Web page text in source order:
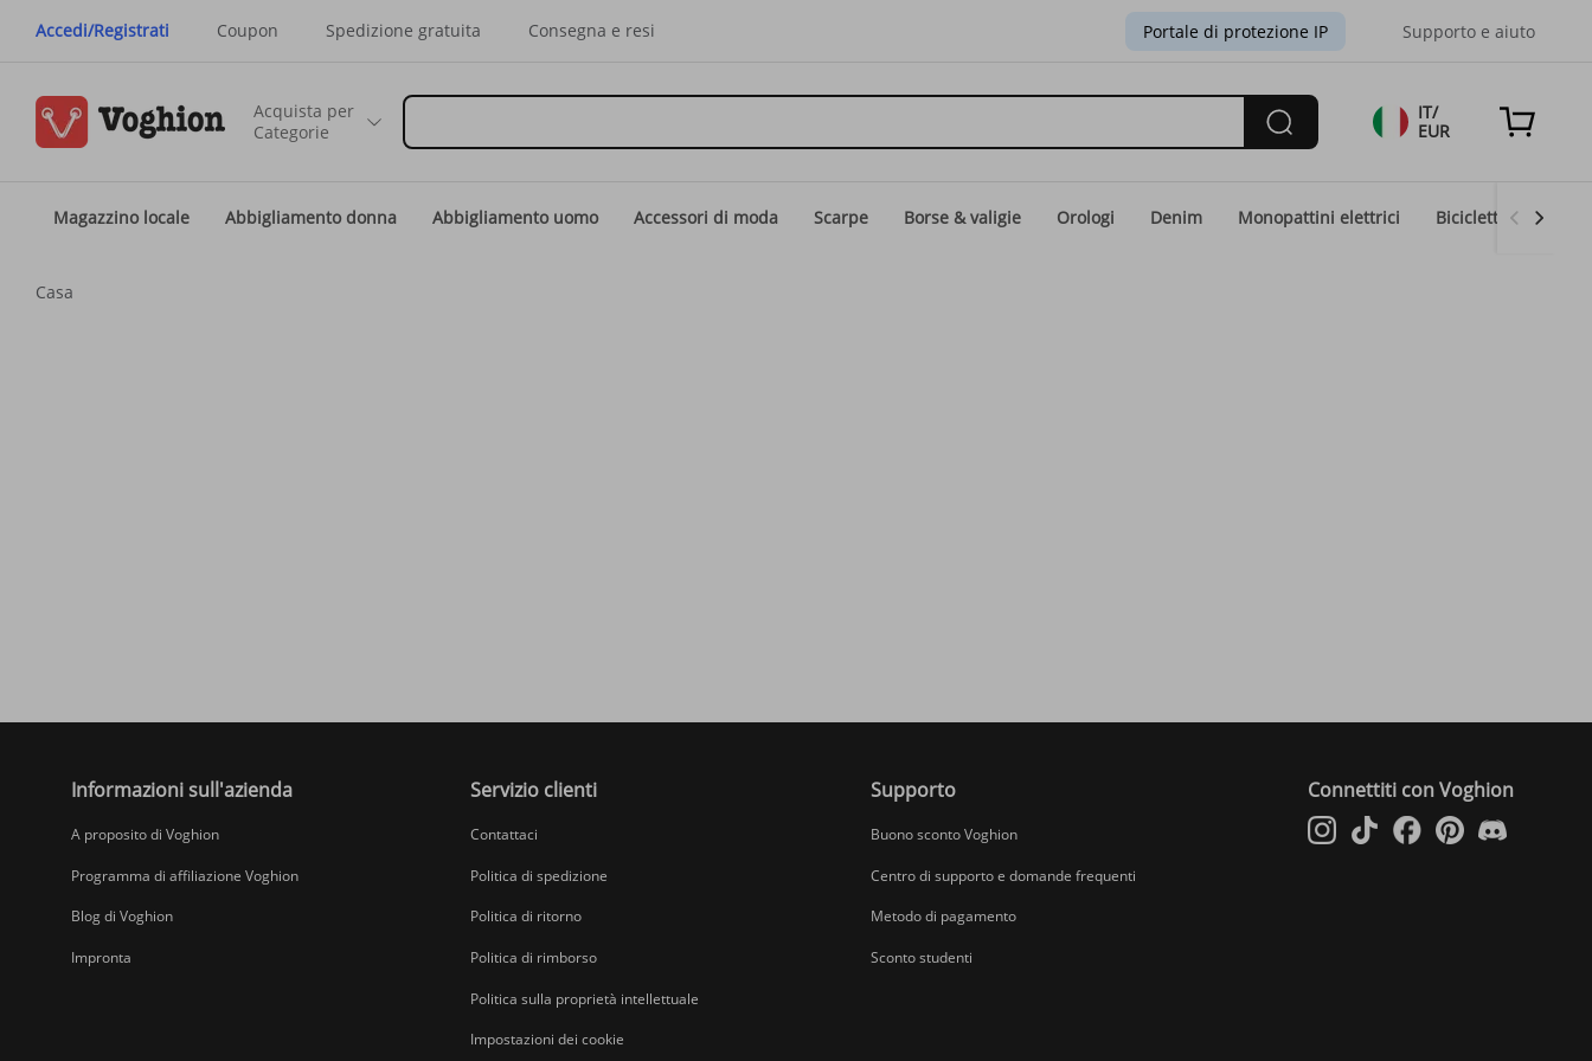
Accedi/Registrati Coupon Spedizione gratuita Consegna e resi Portale di protezione IP Supporto e aiuto
Acquista per
Categorie
IT/
EUR
Magazzino locale Abbigliamento donna Abbigliamento uomo Accessori di moda Scarpe Borse & valigie Orologi Denim Monopattini elettrici Biciclette elettriche
Casa
Informazioni sull'azienda
A proposito di Voghion
Programma di affiliazione Voghion
Blog di Voghion
Impronta
Servizio clienti
Contattaci
Politica di spedizione
Politica di ritorno
Politica di rimborso
Politica sulla proprietà intellettuale
Impostazioni dei cookie
Supporto
Buono sconto Voghion
Centro di supporto e domande frequenti
Metodo di pagamento
Sconto studenti
Connettiti con Voghion